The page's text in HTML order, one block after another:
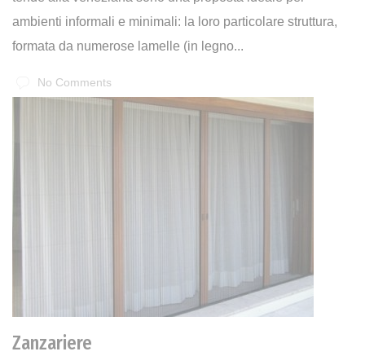
ambienti informali e minimali: la loro particolare struttura,
formata da numerose lamelle (in legno...
No Comments
Zanzariere